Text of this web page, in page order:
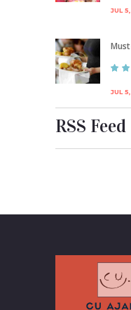
JUL
JUL
RSS Feed